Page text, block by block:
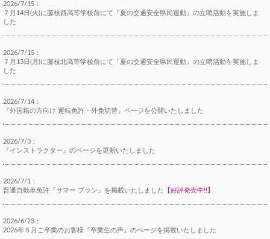
2026/7/15：
７月14日(火)に藤枝西高等学校前にて『夏の交通安全県民運動』の立哨活動を実施しま
した
2026/7/15：
７月13日(月)に藤枝北高等学校前にて『夏の交通安全県民運動』の立哨活動を実施しま
した
2026/7/14：
『外国籍の方向け 運転免許・外免切替』ページを公開いたしました
2026/7/3：
『インストラクター』のページを更新いたしました
2026/7/1：
普通自動車免許『サマー プラン』を掲載いたしました 【好評発売中!!】
2026/6/23：
2026年５月ご卒業のお客様『卒業生の声』のページを掲載いたしました